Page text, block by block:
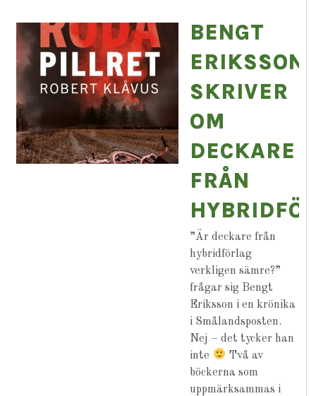
BENGT
ERIKSSON
SKRIVER
OM
DECKARE
FRÅN
”Är deckare från
hybridförlag
verkligen sämre?”
frågar sig Bengt
Eriksson i en krönika
i Smålandsposten.
Nej – det tycker han
inte
Två av
böckerna som
uppmärksammas i